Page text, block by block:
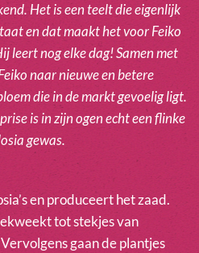
Het is een teelt die eigenlijk
en dat maakt het voor Feiko
leert nog elke dag! Samen met
naar nieuwe en betere
die in de markt gevoelig ligt.
is in zijn ogen echt een flinke
gewas.
en produceert het zaad.
tot stekjes van
gaan de plantjes